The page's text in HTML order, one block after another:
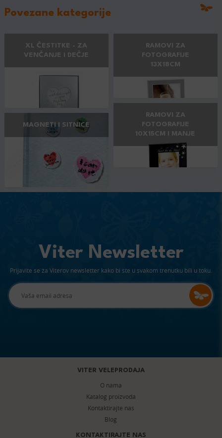
Povezane kategorije
XL ČESTITKE - ZA
VENČANJE I DEČJE
RAMOVI ZA
FOTOGRAFIJE
13X18CM
MAGNETI I SITNICE
RAMOVI ZA
FOTOGRAFIJE
10X15CM I MANJE
Viter Newsletter
Prijavite se za Viterov newsletter kako bi ste u svakom trenutku bili u toku.
VITER VELEPRODAJA
O nama
Katalog proizvoda
Kontaktirajte nas
Blog
KONTAKTIRAJTE NAS